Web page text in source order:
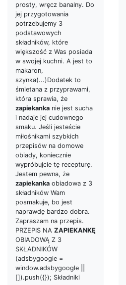
prosty, wręcz banalny. Do
jej przygotowania
potrzebujemy 3
podstawowych
składników, które
większość z Was posiada
w swojej kuchni. A jest to
makaron,
szynka(...)Dodatek to
śmietana z przyprawami,
która sprawia, że
zapiekanka nie jest sucha
i nadaje jej cudownego
smaku. Jeśli jesteście
miłośnikami szybkich
przepisów na domowe
obiady, koniecznie
wypróbujcie tę recepturę.
Jestem pewna, że
zapiekanka obiadowa z 3
składników Wam
posmakuje, bo jest
naprawdę bardzo dobra.
Zapraszam na przepis.
PRZEPIS NA ZAPIEKANKĘ
OBIADOWĄ Z 3
SKŁADNIKÓW
(adsbygoogle =
window.adsbygoogle ||
[]).push({}); Składniki